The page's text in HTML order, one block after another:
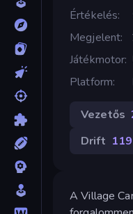
Értékelés
Megjelent
Játékmotor
Platform
Vezetős
Drift 119
A Village